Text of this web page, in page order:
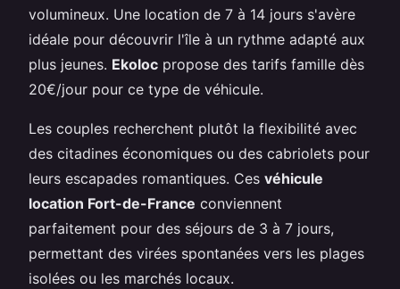
volumineux. Une location de 7 à 14 jours s'avère
idéale pour découvrir l'île à un rythme adapté aux
plus jeunes. Ekoloc propose des tarifs famille dès
20€/jour pour ce type de véhicule.
Les couples recherchent plutôt la flexibilité avec
des citadines économiques ou des cabriolets pour
leurs escapades romantiques. Ces véhicule
location Fort-de-France conviennent
parfaitement pour des séjours de 3 à 7 jours,
permettant des virées spontanées vers les plages
isolées ou les marchés locaux.